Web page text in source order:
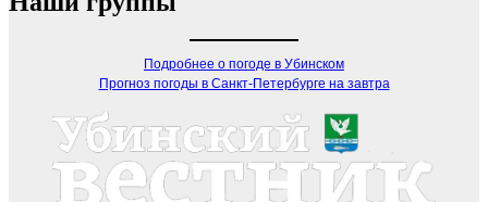
Подробнее о погоде в Убинском
Прогноз погоды в Санкт-Петербурге на завтра